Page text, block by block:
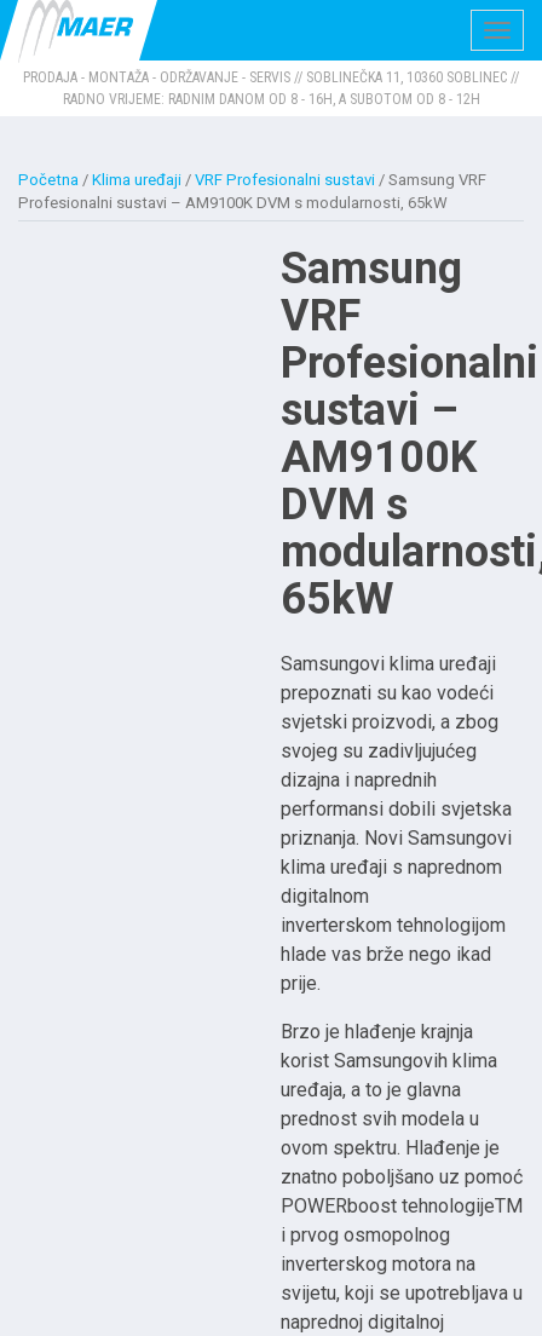
PRODAJA - MONTAŽA - ODRŽAVANJE - SERVIS // SOBLINEČKA 11, 10360 SOBLINEC //
RADNO VRIJEME: RADNIM DANOM OD 8 - 16H, A SUBOTOM OD 8 - 12H
Početna / Klima uređaji / VRF Profesionalni sustavi / Samsung VRF
Profesionalni sustavi – AM9100K DVM s modularnosti, 65kW
Samsung
VRF
Profesionalni
sustavi –
AM9100K
DVM s
65kW
Samsungovi klima uređaji
prepoznati su kao vodeći
svjetski proizvodi, a zbog
svojeg su zadivljujućeg
dizajna i naprednih
performansi dobili svjetska
priznanja. Novi Samsungovi
klima uređaji s naprednom
digitalnom
inverterskom tehnologijom
hlade vas brže nego ikad
prije.
Brzo je hlađenje krajnja
korist Samsungovih klima
uređaja, a to je glavna
prednost svih modela u
ovom spektru. Hlađenje je
znatno poboljšano uz pomoć
POWERboost tehnologijeTM
i prvog osmopolnog
inverterskog motora na
svijetu, koji se upotrebljava u
naprednoj digitalnoj